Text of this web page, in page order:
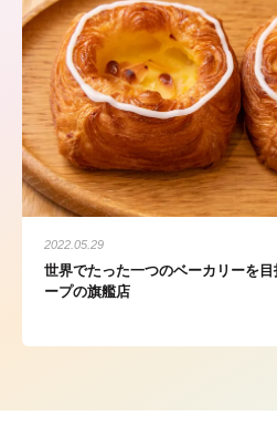
2022.05.29
世界でたった一つのベーカリーを
ープの旗艦店